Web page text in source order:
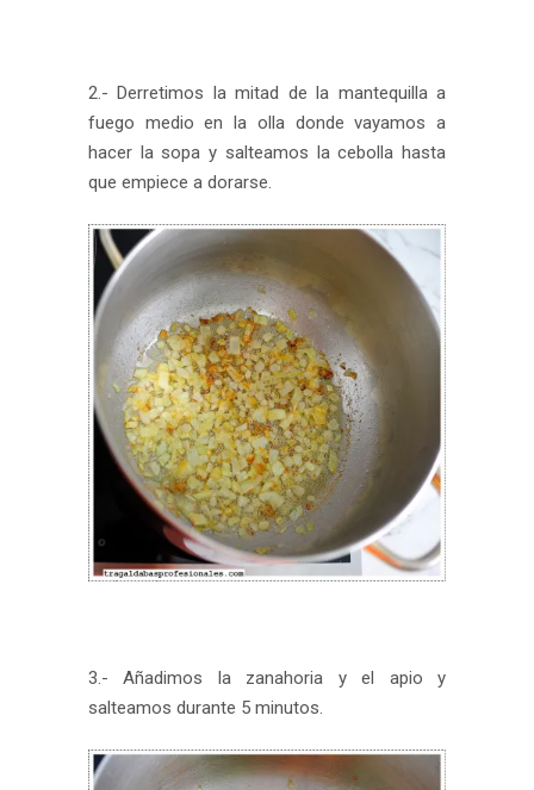
2.- Derretimos la mitad de la mantequilla a
fuego medio en la olla donde vayamos a
hacer la sopa y salteamos la cebolla hasta
que empiece a dorarse.
3.- Añadimos la zanahoria y el apio y
salteamos durante 5 minutos.